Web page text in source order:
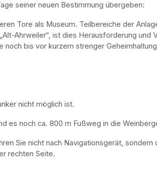
seiner neuen Bestimmung übergeben:
Tore als Museum. Teilbereiche der
Ahrweiler“, ist dies Herausforderung
noch bis vor kurzem strenger
nicht möglich ist.
es noch ca. 800 m Fußweg in die
Sie nicht nach Navigationsgerät,
rechten Seite.